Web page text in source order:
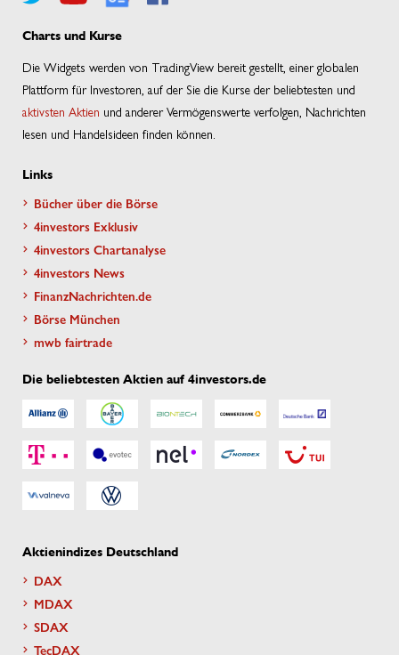
Charts und Kurse
Die Widgets werden von TradingView bereit gestellt, einer globalen
Plattform für Investoren, auf der Sie die Kurse der beliebtesten und
aktivsten Aktien und anderer Vermögenswerte verfolgen, Nachrichten
lesen und Handelsideen finden können.
Links
Bücher über die Börse
4investors Exklusiv
4investors Chartanalyse
4investors News
FinanzNachrichten.de
Börse München
mwb fairtrade
Die beliebtesten Aktien auf 4investors.de
Aktienindizes Deutschland
DAX
MDAX
SDAX
TecDAX